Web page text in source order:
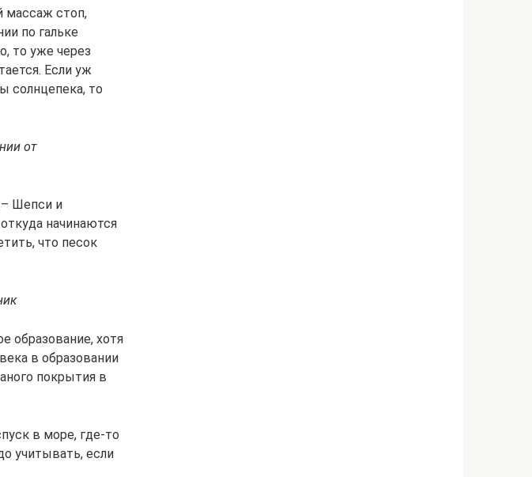
массаж стоп,
по гальке
то уже через
Если уж
солнцепека, то
от
– Шепси и
начинаются
что песок
образование, хотя
в образовании
покрытия в
в море, где-то
учитывать, если